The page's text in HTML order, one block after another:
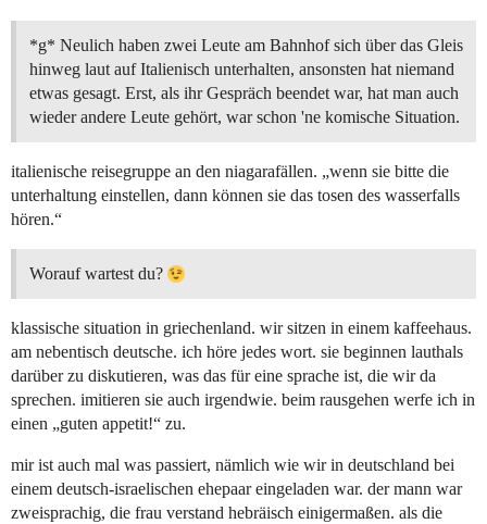
*g* Neulich haben zwei Leute am Bahnhof sich über das Gleis
hinweg laut auf Italienisch unterhalten, ansonsten hat niemand
etwas gesagt. Erst, als ihr Gespräch beendet war, hat man auch
wieder andere Leute gehört, war schon 'ne komische Situation.
italienische reisegruppe an den niagarafällen. „wenn sie bitte die
unterhaltung einstellen, dann können sie das tosen des wasserfalls
hören.“
Worauf wartest du?
klassische situation in griechenland. wir sitzen in einem kaffeehaus.
am nebentisch deutsche. ich höre jedes wort. sie beginnen lauthals
darüber zu diskutieren, was das für eine sprache ist, die wir da
sprechen. imitieren sie auch irgendwie. beim rausgehen werfe ich in
einen „guten appetit!“ zu.
mir ist auch mal was passiert, nämlich wie wir in deutschland bei
einem deutsch-israelischen ehepaar eingeladen war. der mann war
zweisprachig, die frau verstand hebräisch einigermaßen. als die